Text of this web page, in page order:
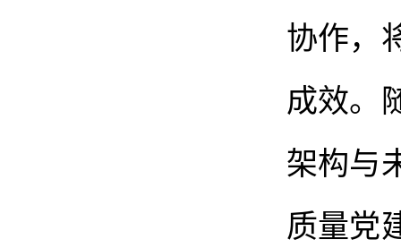
协作，
成效。
架构与
质量党